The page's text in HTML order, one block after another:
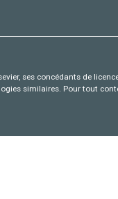
ses concédants de
similaires. Pour tout